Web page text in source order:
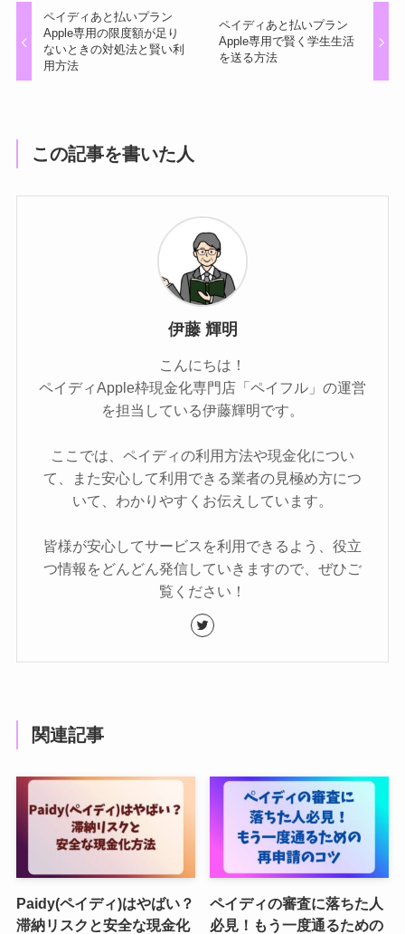
ペイディあと払いプラン
Apple専用の限度額が足り
ないときの対処法と賢い利
用方法
ペイディあと払いプラン
Apple専用で賢く学生生活
を送る方法
この記事を書いた人
伊藤 輝明
こんにちは！
ペイディApple枠現金化専門店「ペイフル」の運営
を担当している伊藤輝明です。
ここでは、ペイディの利用方法や現金化につい
て、また安心して利用できる業者の見極め方につ
いて、わかりやすくお伝えしています。
皆様が安心してサービスを利用できるよう、役立
つ情報をどんどん発信していきますので、ぜひご
覧ください！
関連記事
Paidy(ペイディ)はやばい？
滞納リスクと安全な現金化
ペイディの審査に落ちた人
必見！もう一度通るための